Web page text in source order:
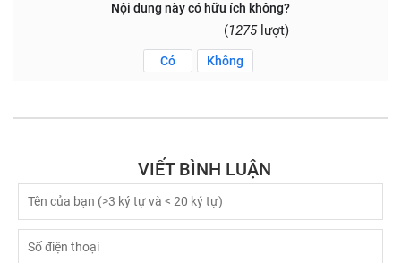
Nội dung này có hữu ích không?
(1275lượt)
Có Không
VIẾT BÌNH LUẬN